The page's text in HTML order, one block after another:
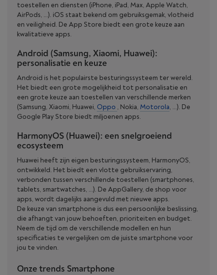
toestellen en diensten (iPhone, iPad, Max, Apple Watch,
AirPods, …). iOS staat bekend om gebruiksgemak, vlotheid
en veiligheid. De App Store biedt een grote keuze aan
kwalitatieve apps.
Android (Samsung, Xiaomi, Huawei):
personalisatie en keuze
Android is het populairste besturingssysteem ter wereld.
Het biedt een grote mogelijkheid tot personalisatie en
een grote keuze aan toestellen van verschillende merken
(Samsung, Xiaomi, Huawei, Oppo , Nokia, Motorola, …). De
Google Play Store biedt miljoenen apps.
HarmonyOS (Huawei): een snelgroeiend
ecosysteem
Huawei heeft zijn eigen besturingssysteem, HarmonyOS,
ontwikkeld. Het biedt een vlotte gebruikservaring,
verbonden tussen verschillende toestellen (smartphones,
tablets, smartwatches, …). De AppGallery, de shop voor
apps, wordt dagelijks aangevuld met nieuwe apps.
De keuze van smartphone is dus een persoonlijke beslissing,
die afhangt van jouw behoeften, prioriteiten en budget.
Neem de tijd om de verschillende modellen en hun
specificaties te vergelijken om de juiste smartphone voor
jou te vinden.
Onze trends Smartphone